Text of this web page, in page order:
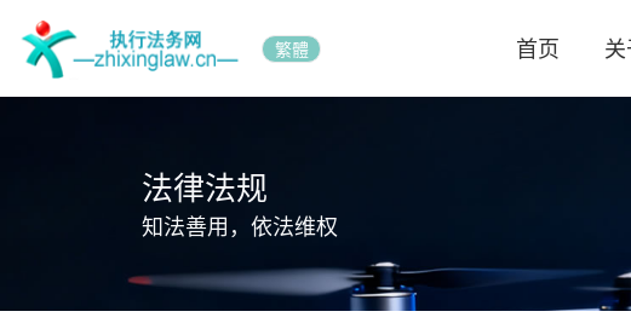
繁體 首页
法律法规
知法善用，依法维权